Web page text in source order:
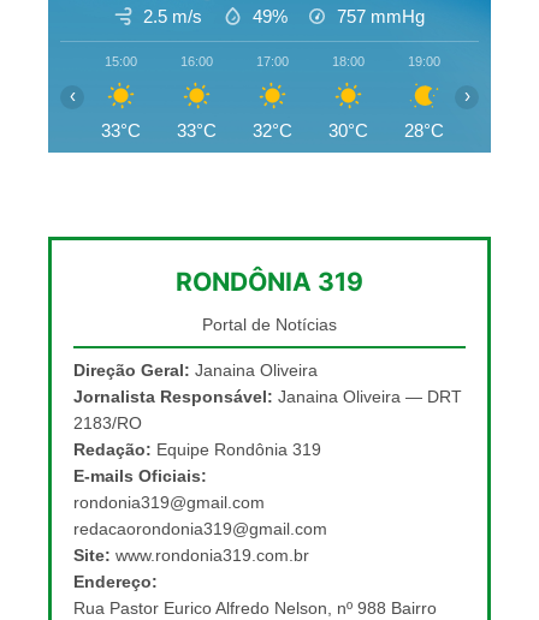
2.5 m/s 49% 757 mmHg
15:00
33°C
16:00
33°C
17:00
32°C
18:00
30°C
19:00
28°C
‹ ›
RONDÔNIA 319
Portal de Notícias
Direção Geral: Janaina Oliveira
Jornalista Responsável: Janaina Oliveira — DRT
2183/RO
Redação: Equipe Rondônia 319
E-mails Oficiais:
rondonia319@gmail.com
redacaorondonia319@gmail.com
Site: www.rondonia319.com.br
Endereço:
Rua Pastor Eurico Alfredo Nelson, nº 988 Bairro